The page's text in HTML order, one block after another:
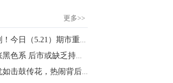
月大豆期货跌0.4%，12
。
更多>>
任正非谈备胎计划！今日（5.21）期市重要事件盘点以及未来事件提醒
今日焦炭期货领涨黑色系 后市或缺乏持续向上动力？
魏鑫：苹果连涨犹如击鼓传花，热闹背后警惕风险